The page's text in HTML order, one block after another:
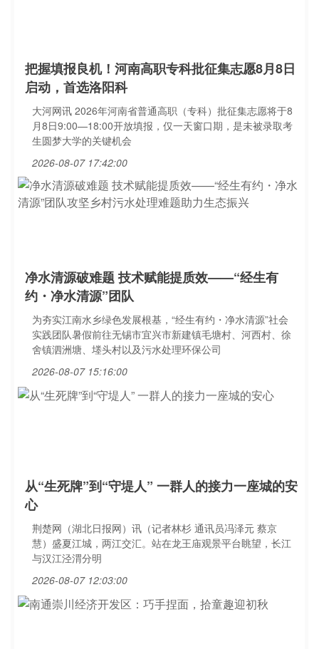
把握填报良机！河南高职专科批征集志愿8月8日
启动，首选洛阳科
大河网讯 2026年河南省普通高职（专科）批征集志愿将于8
月8日9:00—18:00开放填报，仅一天窗口期，是未被录取考
生圆梦大学的关键机会
2026-08-07 17:42:00
净水清源破难题 技术赋能提质效——“经生有
约・净水清源”团队
为夯实江南水乡绿色发展根基，“经生有约・净水清源”社会
实践团队暑假前往无锡市宜兴市新建镇毛塘村、河西村、徐
舍镇泗洲塘、堘头村以及污水处理环保公司
2026-08-07 15:16:00
从“生死牌”到“守堤人” 一群人的接力一座城的安
心
荆楚网（湖北日报网）讯（记者林杉 通讯员冯泽元 蔡京
慧）盛夏江城，两江交汇。站在龙王庙观景平台眺望，长江
与汉江泾渭分明
2026-08-07 12:03:00